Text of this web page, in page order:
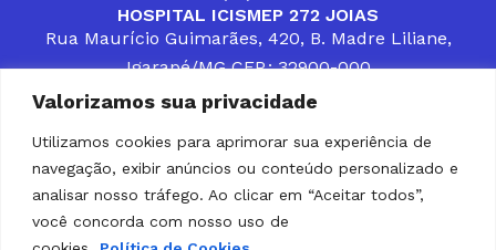
Valorizamos sua privacidade
Utilizamos cookies para aprimorar sua experiência de
navegação, exibir anúncios ou conteúdo personalizado e
analisar nosso tráfego. Ao clicar em “Aceitar todos”,
você concorda com nosso uso de
HOSPITAL ICISMEP 272 JOIAS
Rua Maurício Guimarães, 420, B. Madre Liliane,
Igarapé/MG CEP.: 32900-000
CONTATOS (31) 3512-4400 ou (31) 9 8309-8660
DESENVOLVER SOLUÇÕES, AÇÕES E SERVIÇOS
PÚBLICOS QUE COMPLEMENTEM A ASSISTÊNCIA À
POPULAÇÃO DA REGIÃO EM QUE ATUA, SENDO
PARCEIRO DOS MUNICÍPIOS CONSORCIADOS NA
SOLUÇÃO DE DIFICULDADES ENFRENTADAS POR
GESTORES MUNICIPAIS, É O COMPROMISSO DO
ICISMEP.